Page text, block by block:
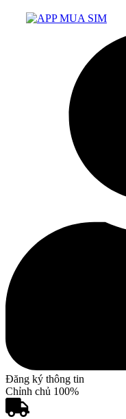
Đăng ký thông tin
Chỉnh chủ 100%